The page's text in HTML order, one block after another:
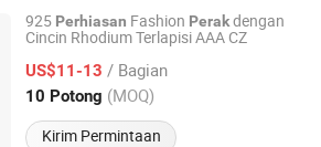
Antik Perak (SC8095)
Rhodium
Anak-anak,
925 Perhiasan Fashion Perakdengan
Cincin Rhodium Terlapisi AAA CZ
US$11-13 / Bagian
10 Potong (MOQ)
Kirim Permintaan
CO., LIMITED
Harga mulai 2014